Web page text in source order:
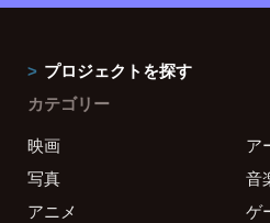
プロジェクトを探す
カテゴリー
映画
ア
写真
音
アニメ
ゲ